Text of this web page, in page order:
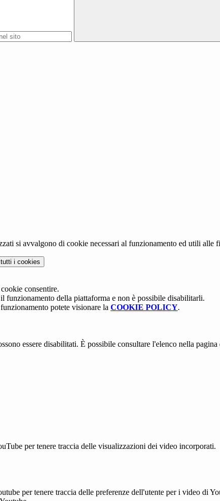
si avvalgono di cookie necessari al funzionamento ed utili alle
i cookies
consentire.
funzionamento della piattaforma e non è possibile disabilitarli.
potete visionare la COOKIE POLICY.
essere disabilitati. È possibile consultare l'elenco nella
per tenere traccia delle visualizzazioni dei video incorporati.
per tenere traccia delle preferenze dell'utente per i video di